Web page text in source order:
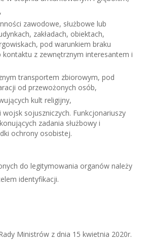
zawodowe, służbowe lub
zakładach, obiektach,
pod warunkiem braku
kontaktu z zewnętrznym interesantem i
transportem zbiorowym, pod
od przewożonych osób,
kult religijny,
wojsk sojuszniczych. Funkcjonariuszy
zadania służbowy i
ochrony osobistej.
do legitymowania organów należy
identyfikacji.
Ministrów z dnia 15 kwietnia 2020r.